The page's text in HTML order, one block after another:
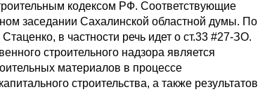
кодексом РФ. Соответствующие
заседании Сахалинской областной думы. По
в частности речь идет о ст.33 #27-ЗО.
строительного надзора является
материалов в процессе
строительства, а также результатов